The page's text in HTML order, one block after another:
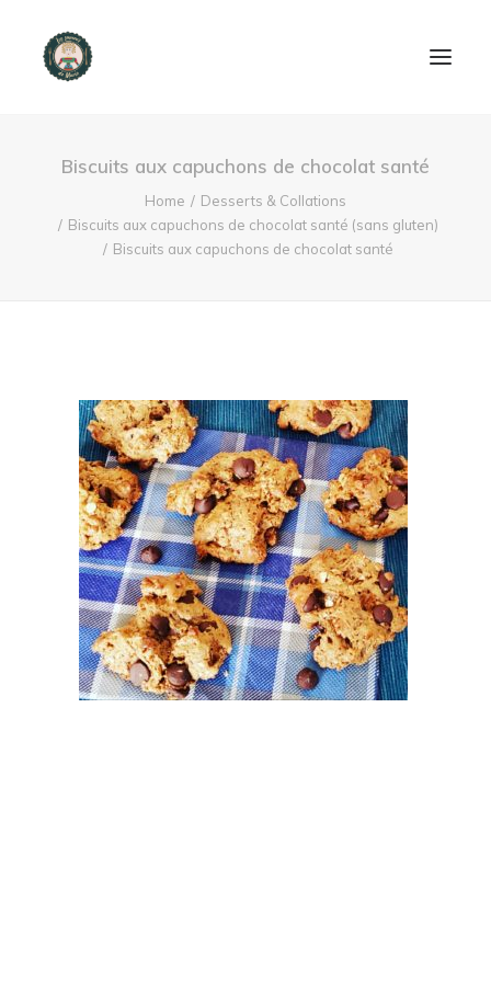
ACCUEIL
PRODUITS ET SERVICES
NOUS CONTACTER
Biscuits aux capuchons de chocolat santé
Home
Desserts & Collations
Biscuits aux capuchons de chocolat santé (sans gluten)
Biscuits aux capuchons de chocolat santé